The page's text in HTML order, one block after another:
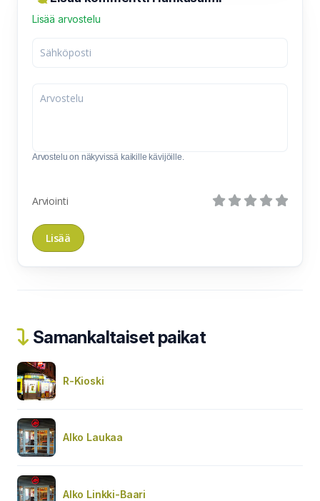
Lisää arvostelu
Arvostelu on näkyvissä kaikille kävijöille.
Arviointi
Samankaltaiset paikat
R-Kioski
Alko Laukaa
Alko Linkki-Baari